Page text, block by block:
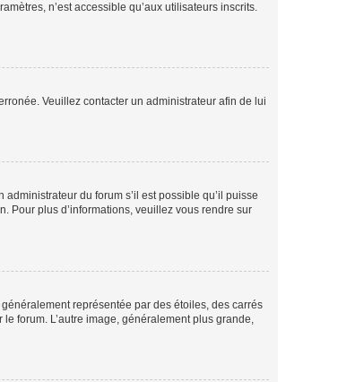
n’est accessible qu’aux utilisateurs inscrits.
Veuillez contacter un administrateur afin de lui
du forum s’il est possible qu’il puisse
Pour plus d’informations, veuillez vous rendre sur
représentée par des étoiles, des carrés
forum. L’autre image, généralement plus grande,